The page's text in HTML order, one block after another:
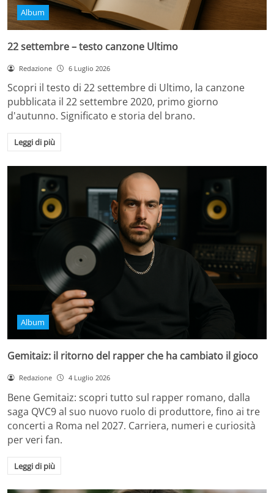
Album
22 settembre – testo canzone Ultimo
Redazione 6 Luglio 2026
Scopri il testo di 22 settembre di Ultimo, la canzone
pubblicata il 22 settembre 2020, primo giorno
d'autunno. Significato e storia del brano.
Leggi di più
Album
Gemitaiz: il ritorno del rapper che ha cambiato il gioco
Redazione 4 Luglio 2026
Bene Gemitaiz: scopri tutto sul rapper romano, dalla
saga QVC9 al suo nuovo ruolo di produttore, fino ai tre
concerti a Roma nel 2027. Carriera, numeri e curiosità
per veri fan.
Leggi di più